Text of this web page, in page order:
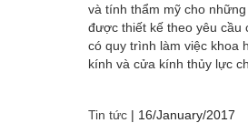
và tính thẩm mỹ cho
được thiết kế theo yêu cầu
có quy trình làm việc khoa
kính và cửa kính thủy lực
Tin tức | 16/January/2017